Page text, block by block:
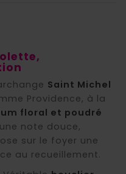
Saint Michel
Providence, à la
floral et poudré
note douce,
sur le foyer une
au recueillement.